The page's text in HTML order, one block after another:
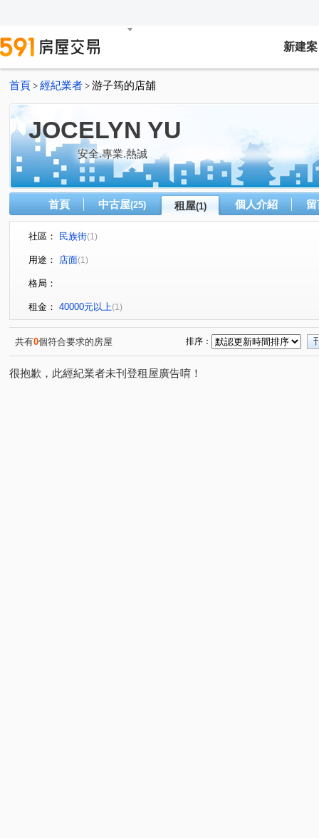
新建案
首頁 > 經紀業者 > 游子筠的店舖
JOCELYN YU
安全.專業.熱誠
首頁 中古屋(25) 租屋(1) 個人介紹
社區： 民族街(1)
用途： 店面(1)
格局：
租金： 40000元以上(1)
共有0個符合要求的房屋 排序：
很抱歉，此經紀業者未刊登租屋廣告唷！